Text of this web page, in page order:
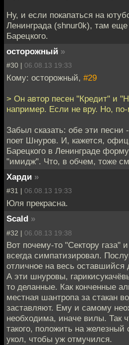
Ну, и если покапаться на
Ленинграда (shnur0k), там еще
Барецкого.
осторожный »
#30 | 06.08.13 19:33
Кому: осторожный, #29
> Он автор песен "Кредит" и
например. Если не вру. Но,
Забыл сказать: обе эти песни
поет Шнуров. И, кажется,
Барецкого в Ленинграде
"имидж". Что, в обчем, тоже
Харди »
#31 | 06.08.13 19:33
Юля прекрасна.
Scald »
#32 | 06.08.13 19:38
Вот почему-то "Сектору газа"
всегда симпатизировал.
отличное на весь
А эти шнуровы,
то деланные. Как конченные
местная шантропа за стакан
заставляют. Ему и самому
необходима, иначе вилы. Так
такого, положить на железный
укол, чтобы уж отмучился.